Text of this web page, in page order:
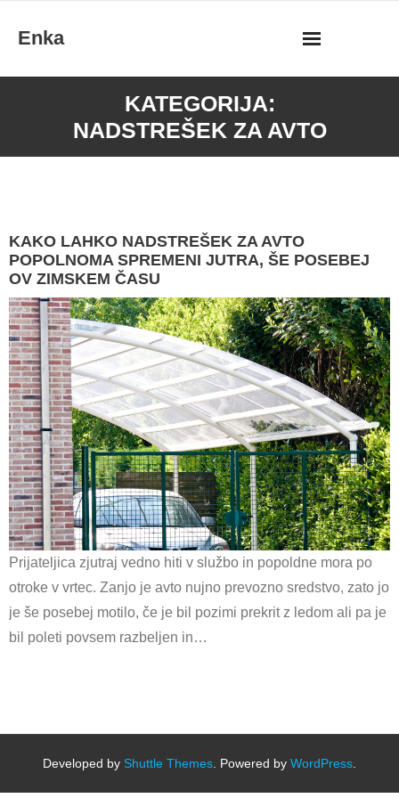
Enka
KATEGORIJA:
NADSTREŠEK ZA AVTO
KAKO LAHKO NADSTREŠEK ZA AVTO
POPOLNOMA SPREMENI JUTRA, ŠE POSEBEJ
OV ZIMSKEM ČASU
Prijateljica zjutraj vedno hiti v službo in popoldne mora po
otroke v vrtec. Zanjo je avto nujno prevozno sredstvo, zato jo
je še posebej motilo, če je bil pozimi prekrit z ledom ali pa je
bil poleti povsem razbeljen in…
Developed by Shuttle Themes . Powered by WordPress